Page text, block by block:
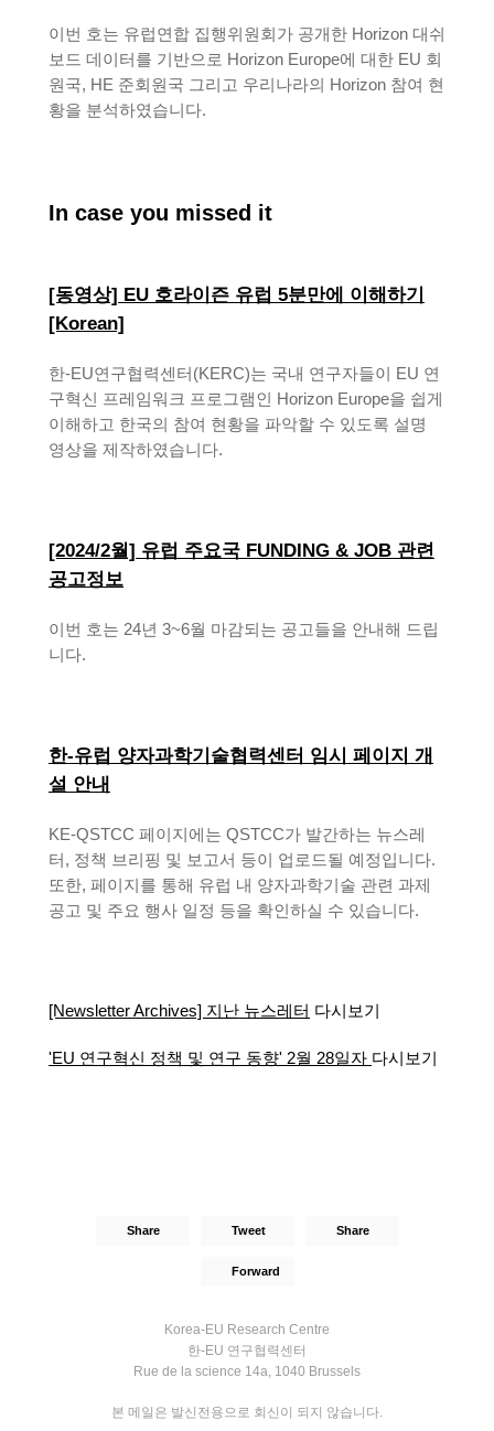
이번 호는 유럽연합 집행위원회가 공개한 Horizon 대쉬
보드 데이터를 기반으로 Horizon Europe에 대한 EU 회
원국, HE 준회원국 그리고 우리나라의 Horizon 참여 현
황을 분석하였습니다.
In case you missed it
[동영상] EU 호라이즌 유럽 5분만에 이해하기
[Korean]
한-EU연구협력센터(KERC)는 국내 연구자들이 EU 연
구혁신 프레임워크 프로그램인 Horizon Europe을 쉽게
이해하고 한국의 참여 현황을 파악할 수 있도록 설명
영상을 제작하였습니다.
[2024/2월] 유럽 주요국 FUNDING & JOB 관련
공고정보
이번 호는 24년 3~6월 마감되는 공고들을 안내해 드립
니다.
한-유럽 양자과학기술협력센터 임시 페이지 개
설 안내
KE-QSTCC 페이지에는 QSTCC가 발간하는 뉴스레
터, 정책 브리핑 및 보고서 등이 업로드될 예정입니다.
또한, 페이지를 통해 유럽 내 양자과학기술 관련 과제
공고 및 주요 행사 일정 등을 확인하실 수 있습니다.
[Newsletter Archives] 지난 뉴스레터 다시보기
'EU 연구혁신 정책 및 연구 동향' 2월 28일자 다시보기
Share Tweet Share
Forward
Korea-EU Research Centre
한-EU 연구협력센터
Rue de la science 14a, 1040 Brussels
본 메일은 발신전용으로 회신이 되지 않습니다.